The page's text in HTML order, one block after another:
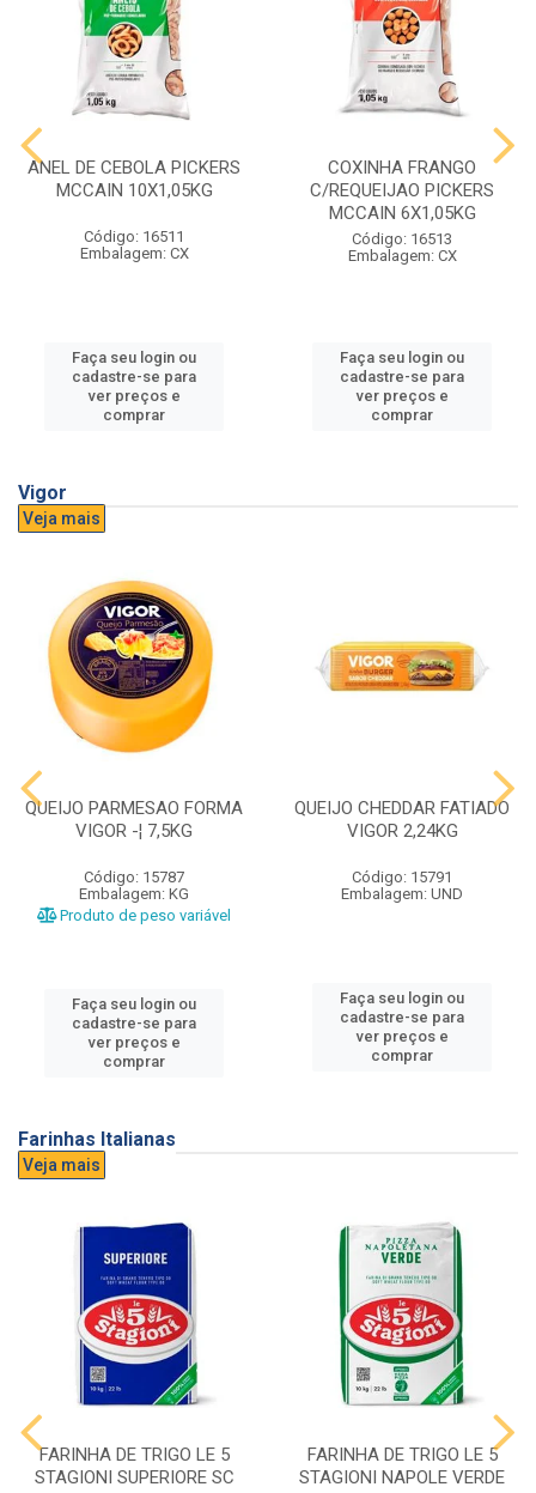
ANEL DE CEBOLA PICKERS
MCCAIN 10X1,05KG
Código: 16511
Embalagem: CX
Faça seu login ou
cadastre-se para
ver preços e
comprar
COXINHA FRANGO
C/REQUEIJAO PICKERS
MCCAIN 6X1,05KG
Código: 16513
Embalagem: CX
Faça seu login ou
cadastre-se para
ver preços e
comprar
Vigor
Veja mais
QUEIJO PARMESAO FORMA
VIGOR -¦ 7,5KG
Código: 15787
Embalagem: KG
Produto de peso variável
Faça seu login ou
cadastre-se para
ver preços e
comprar
QUEIJO CHEDDAR FATIADO
VIGOR 2,24KG
Código: 15791
Embalagem: UND
Faça seu login ou
cadastre-se para
ver preços e
comprar
Farinhas Italianas
Veja mais
FARINHA DE TRIGO LE 5
STAGIONI SUPERIORE SC
FARINHA DE TRIGO LE 5
STAGIONI NAPOLE VERDE